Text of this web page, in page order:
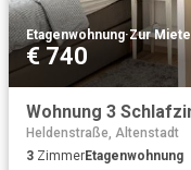
Etagenwohnung·Zur Miete
€ 740
Heldenstraße, Altenstadt
3 ZimmerEtagenwohnung